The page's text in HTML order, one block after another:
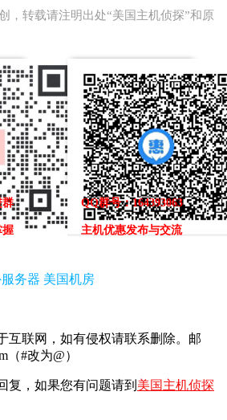
，转载请注明出处“美国主机侦探”和原
群
握
QQ群号：164393063
主机优惠发布与交流
务器 美国机房
互联网，如有侵权请联系删除。邮
（#改为@）
复，如果您有问题请到 美国主机侦探